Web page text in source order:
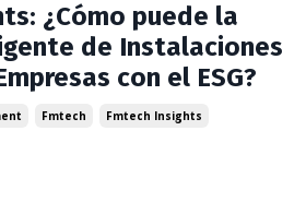
¿Cómo puede la
de Instalaciones
con el ESG?
Fmtech
Fmtech Insights